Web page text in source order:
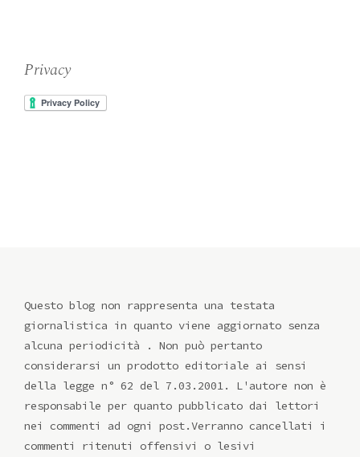
Privacy
Questo blog non rappresenta una testata
giornalistica in quanto viene aggiornato senza
alcuna periodicità . Non può pertanto
considerarsi un prodotto editoriale ai sensi
della legge n° 62 del 7.03.2001. L'autore non è
responsabile per quanto pubblicato dai lettori
nei commenti ad ogni post.Verranno cancellati i
commenti ritenuti offensivi o lesivi